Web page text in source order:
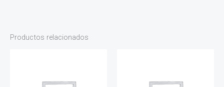
Productos relacionados